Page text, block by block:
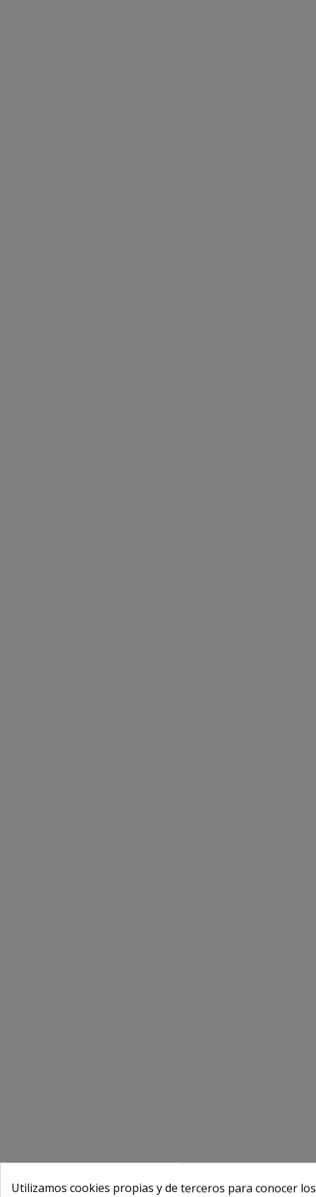
Utilizamos cookies propias y de terceros para conocer